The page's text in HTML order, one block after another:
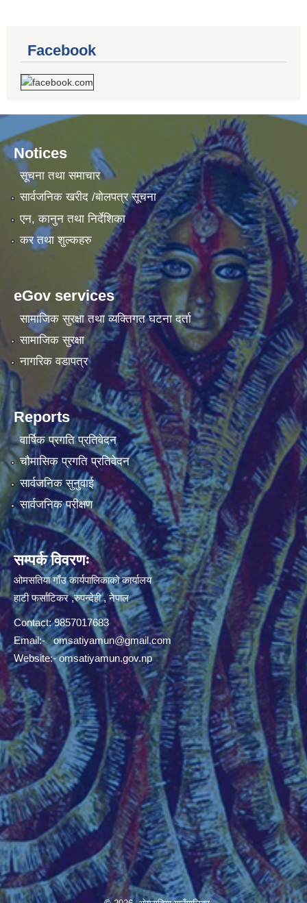
Facebook
Notices
सूचना तथा समाचार
सार्वजनिक खरीद /बोलपत्र सूचना
एन, कानुन तथा निर्देशिका
कर तथा शुल्कहरु
eGov services
सामाजिक सुरक्षा तथा व्यक्तिगत घटना दर्ता
सामाजिक सुरक्षा
नागरिक वडापत्र
Reports
वार्षिक प्रगति प्रतिवेदन
चौमासिक प्रगति प्रतिवेदन
सार्वजनिक सुनुवाई
सार्वजनिक परीक्षण
सम्पर्क विवरणः
ओमसतिया गाँउ कार्यपालिकाको कार्यालय
हाटी फर्साटिकर ,रुपन्देही , नेपाल
Contact: 9857017683
Email:-omsatiyamun@gmail.com
Website:- omsatiyamun.gov.np